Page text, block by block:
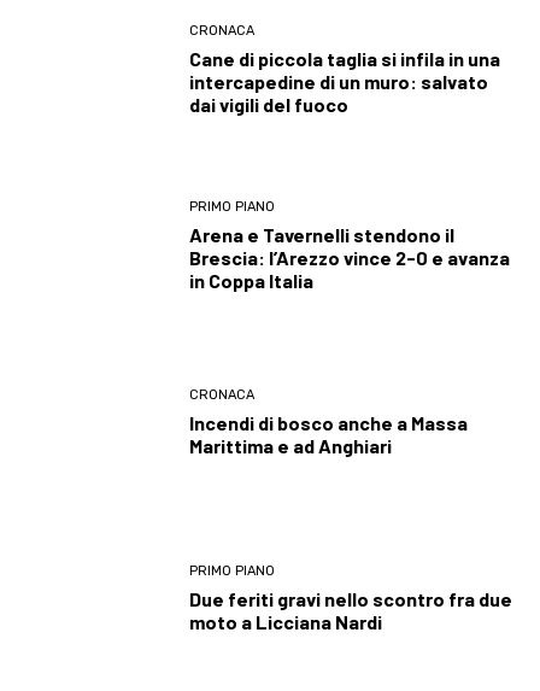
CRONACA
Cane di piccola taglia si infila in una
intercapedine di un muro: salvato
dai vigili del fuoco
PRIMO PIANO
Arena e Tavernelli stendono il
Brescia: l’Arezzo vince 2-0 e avanza
in Coppa Italia
CRONACA
Incendi di bosco anche a Massa
Marittima e ad Anghiari
PRIMO PIANO
Due feriti gravi nello scontro fra due
moto a Licciana Nardi